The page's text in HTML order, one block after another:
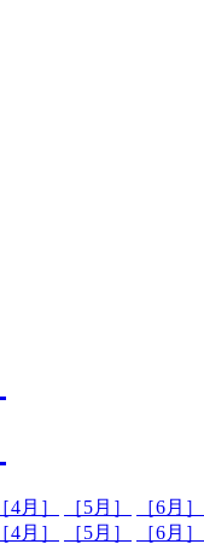
［4月］ ［5月］
［6月］
［4月］ ［5月］
［6月］